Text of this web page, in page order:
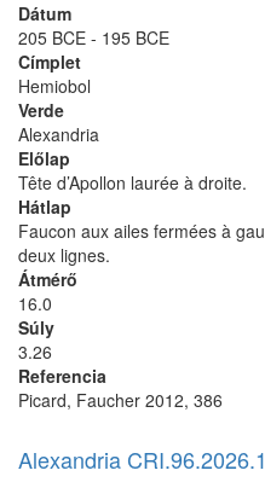
Dátum
205 BCE - 195 BCE
Címplet
Hemiobol
Verde
Alexandria
Előlap
Tête d’Apollon laurée à droite.
Hátlap
Faucon aux ailes fermées à
deux lignes.
Átmérő
16.0
Súly
3.26
Referencia
Picard, Faucher 2012, 386
Alexandria